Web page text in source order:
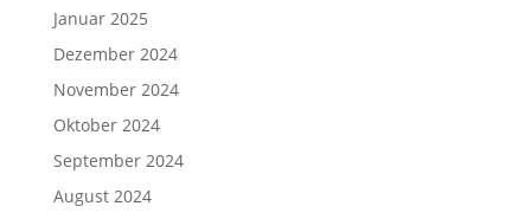
Januar 2025
Dezember 2024
November 2024
Oktober 2024
September 2024
August 2024